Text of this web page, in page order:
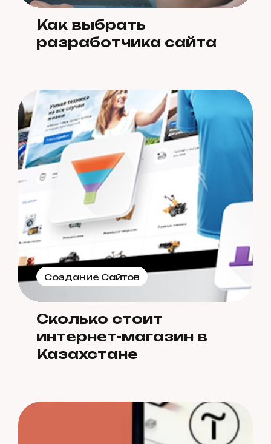
Как выбрать
разработчика сайта
Создание Сайтов
Сколько стоит
интернет-магазин в
Казахстане